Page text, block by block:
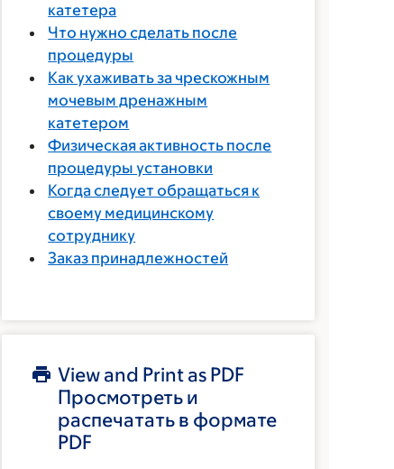
катетера
Что нужно сделать после
процедуры
Как ухаживать за чрескожным
мочевым дренажным
катетером
Физическая активность после
процедуры установки
Когда следует обращаться к
своему медицинскому
сотруднику
Заказ принадлежностей
View and Print as PDF
Просмотреть и
распечатать в формате
PDF